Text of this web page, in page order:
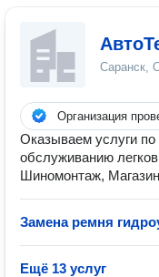
Саранск,
Организация
Оказываем услуги по
обслуживанию
Шиномонтаж,
Замена ремня
Ещё 13 услуг